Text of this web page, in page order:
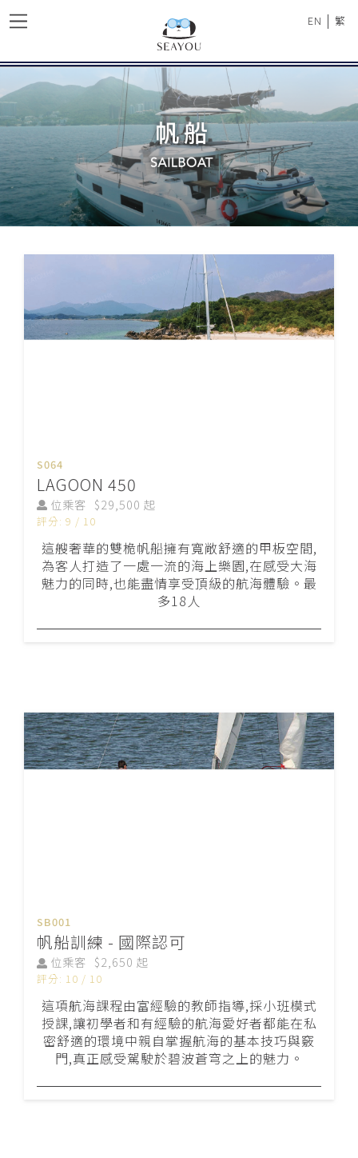
EN | 繁
S064
LAGOON 450
位乘客 $29,500 起
評分: 9 / 10
這艘奢華的雙桅帆船擁有寬敞舒適的甲板空間,
為客人打造了一處一流的海上樂園,在感受大海
魅力的同時,也能盡情享受頂級的航海體驗。最
多18人
SB001
帆船訓練 - 國際認可
位乘客 $2,650 起
評分: 10 / 10
這項航海課程由富經驗的教師指導,採小班模式
授課,讓初學者和有經驗的航海愛好者都能在私
密舒適的環境中親自掌握航海的基本技巧與竅
門,真正感受駕駛於碧波蒼穹之上的魅力。